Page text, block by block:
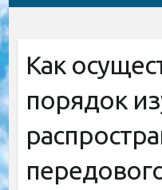
Как
порядок